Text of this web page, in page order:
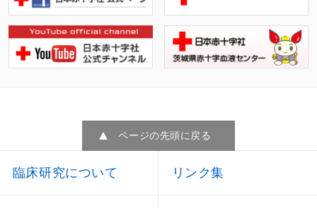
ページの先頭に戻る
臨床研究について リンク集